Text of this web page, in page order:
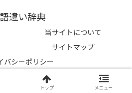
違い辞典
当サイトについて
サイトマップ
バシーポリシー
英語違い辞典.
トップ メニュー